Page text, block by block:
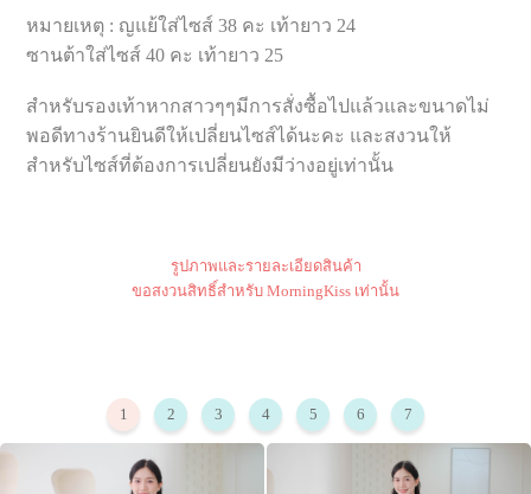
หมายเหตุ : ญแย้ใส่ไซส์ 38 คะ เท้ายาว 24
ซานต้าใส่ไซส์ 40 คะ เท้ายาว 25
สำหรับรองเท้าหากสาวๆๆมีการสั่งซื้อไปแล้วและขนาดไม่
พอดีทางร้านยินดีให้เปลี่ยนไซส์ได้นะคะ และสงวนให้
สำหรับไซส์ที่ต้องการเปลี่ยนยังมีว่างอยู่เท่านั้น
รูปภาพและรายละเอียดสินค้า
ขอสงวนสิทธิ์สำหรับ MorningKiss เท่านั้น
1 2 3 4 5 6 7